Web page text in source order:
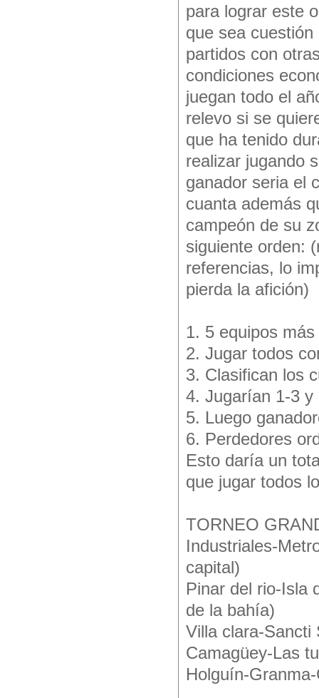
para lograr este
que sea
partidos con
condiciones
juegan todo el
relevo si se
que ha tenido
realizar jugando
ganador seria el
cuanta además
campeón de su
siguiente orden:
referencias, lo
pierda la afición)
1. 5 equipos
2. Jugar todos
3. Clasifican los
4. Jugarían 1-3 y
5. Luego
6. Perdedores
Esto daría un
que jugar todos
TORNEO
Industriales-
capital)
Pinar del rio-Isla
de la bahía)
Villa clara-Sancti
Camagüey-Las
Holguín-